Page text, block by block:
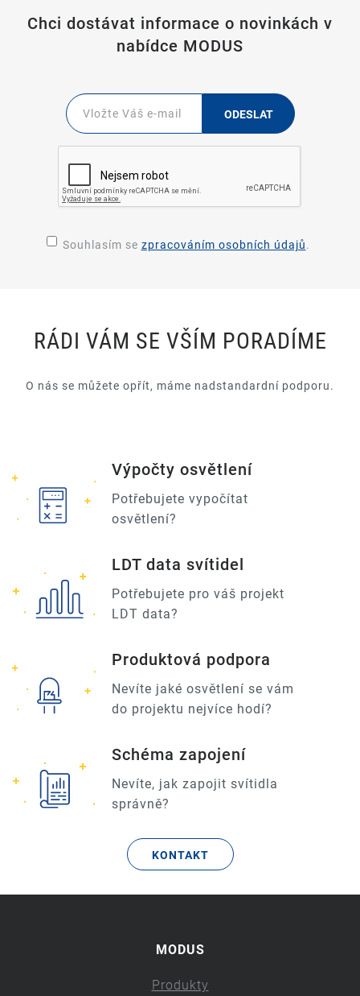
Chci dostávat informace o novinkách v
nabídce MODUS
ODESLAT
Souhlasím se zpracováním osobních údajů.
RÁDI VÁM SE VŠÍM PORADÍME
O nás se můžete opřít, máme nadstandardní podporu.
Výpočty osvětlení
Potřebujete vypočítat
osvětlení?
LDT data svítidel
Potřebujete pro váš projekt
LDT data?
Produktová podpora
Nevíte jaké osvětlení se vám
do projektu nejvíce hodí?
Schéma zapojení
Nevíte, jak zapojit svítidla
správně?
KONTAKT
MODUS
Produkty